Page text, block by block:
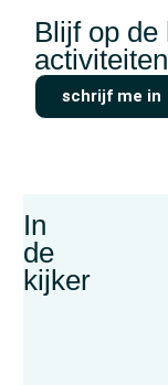
Blijf op de
activiteiten
schrijf me in
In
de
kijker